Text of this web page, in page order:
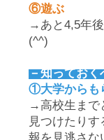
⑥遊ぶ
→あと4,5年
(^^)
－知っておく
①大学からも
→高校生まで
見つけたり